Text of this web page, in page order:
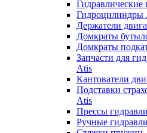
Гидроцилиндры
Держатели
Домкраты
Домкраты
Запчасти для
Atis
Кантователи
Подставки
Atis
Прессы
Ручные